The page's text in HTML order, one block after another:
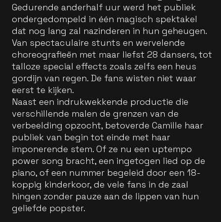
Gedurende anderhalf uur werd het publiek
ondergedompeld in één magisch spektakel
dat nog lang zal nazinderen in hun geheugen.
Van spectaculaire stunts en wervelende
choreografieën met maar liefst 28 dansers, tot
talloze special effects zoals zelfs een heus
gordijn van regen. De fans wisten niet waar
eerst te kijken.
Naast een indrukwekkende productie die
verschillende malen de grenzen van de
verbeelding opzocht, betoverde Camille haar
publiek van begin tot einde met haar
imponerende stem. Of ze nu een uptempo
power song bracht, een ingetogen lied op de
piano, of een nummer begeleid door een 18-
koppig kinderkoor, de vele fans in de zaal
hingen zonder pauze aan de lippen van hun
geliefde popster.